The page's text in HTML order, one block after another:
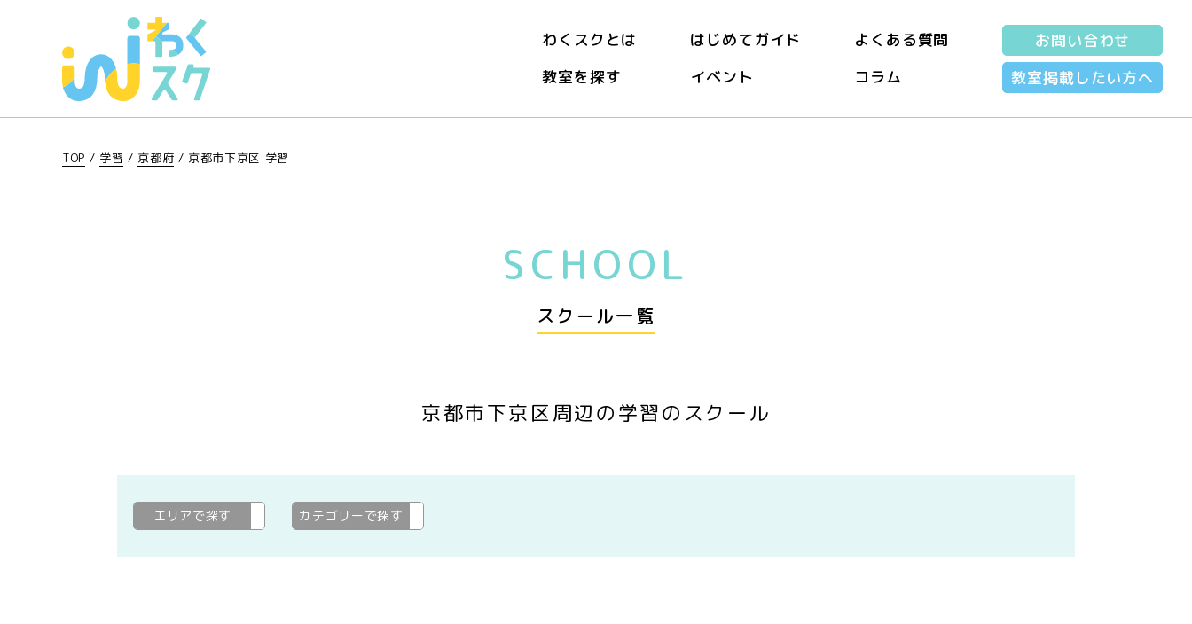
わくスクとは はじめてガイド
よくある質問
教室を探す
イベント コラム
お問い合わせ
教室掲載したい方へ
TOP / 学習 / 京都府 / 京都市下京区 学習
SCHOOL
スクール一覧
京都市下京区周辺の学習のスクール
エリアで探す 京都市下京区
カテゴリーで探す